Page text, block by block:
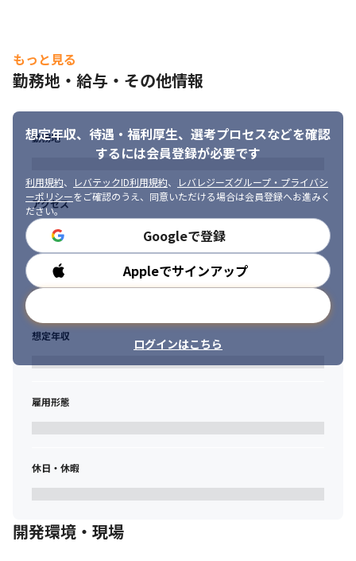
その他：設計検討、設定レビュー
＜クラウド・サーバー領域＞
∟大規模SaaS基盤の運用設計
∟IaaS構築自動化対応
∟データ移行対応（オンプレミスからクラウド）
CloudWatch)
開発言語：Python、Ruby(RoR)
・OracleDatabase更改案件
∟更改においての要件の整理
∟OracleDatabaseの基本設計から運用まで
∟データ移行対応
OS：Windows、Linux
その他：ストレージ設計、ツール作成、ドキュメント作成
＜某企業さまのWebサイト機能追加＞
・要件をもとに機能設計
・AWS、Azureクラウドを使用した開発
・ソースコードレビュー
・デジタルアダプションプラットフォームツールにおいて顧客の
課題改善
＜PM/PMO＞
もっと見る
勤務地・給与・その他情報
想定年収、待遇・福利厚生、 選考プロセスなどを確認
するには会員登録が必要です
利用規約、 レバテックID利用規約、
レバレジーズグループ・プライバシ
ーポリシーをご確認のうえ、同意いただける場合は会員登録へお進みく
ださい。
Googleで登録
Appleでサインアップ
ログインはこちら
勤務地
アクセス
勤務時間
想定年収
雇用形態
休日・休暇
開発環境・現場